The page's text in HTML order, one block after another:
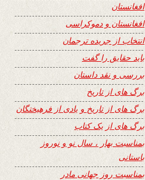
افغانستان
افغانستان و دموکراسی
انتخاب از جریده ترجمان
باید حقایق را گفت
بررسی و نقد داستان
برگ های از تاریخ
برگ های از تاریخ و یادی از فرهیختگان
برگ های از یک کتاب
بمناسبت بهار ، سال نو و نوروز
باستانی
بمناسبت روز جهانی مادر